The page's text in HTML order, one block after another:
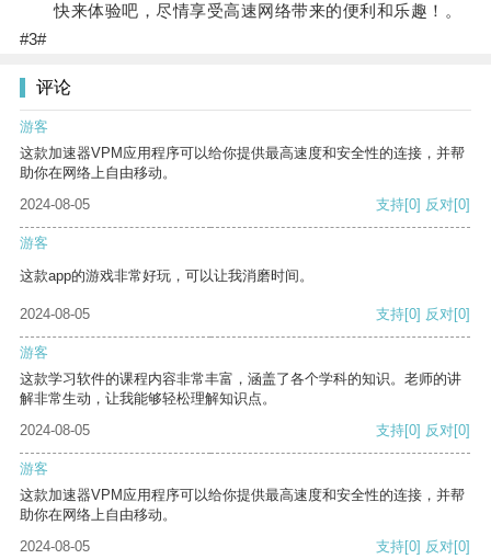
快来体验吧，尽情享受高速网络带来的便利和乐趣！。
#3#
评论
游客
这款加速器VPM应用程序可以给你提供最高速度和安全性的连接，并帮
助你在网络上自由移动。
2024-08-05
支持[0] 反对[0]
游客
这款app的游戏非常好玩，可以让我消磨时间。
2024-08-05 支持[0] 反对[0]
游客
这款学习软件的课程内容非常丰富，涵盖了各个学科的知识。老师的讲
解非常生动，让我能够轻松理解知识点。
2024-08-05
支持[0] 反对[0]
游客
这款加速器VPM应用程序可以给你提供最高速度和安全性的连接，并帮
助你在网络上自由移动。
2024-08-05
支持[0] 反对[0]